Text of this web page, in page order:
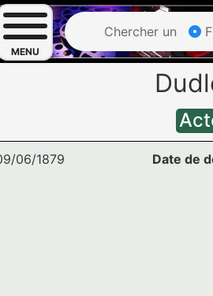
MENU
Chercher un
06/1879 Date de